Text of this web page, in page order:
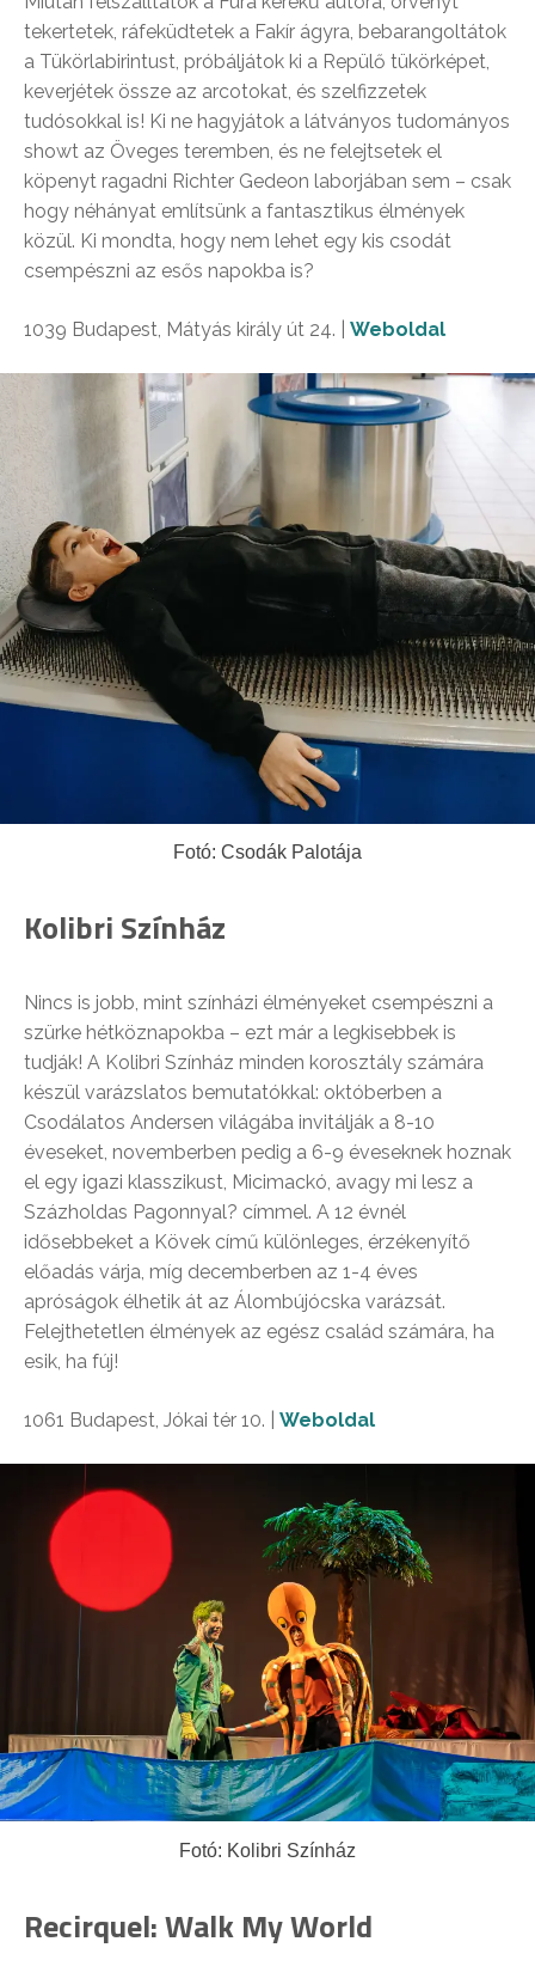
tekertetek, ráfeküdtetek a Fakír ágyra, bebarangoltátok
a Tükörlabirintust, próbáljátok ki a Repülő tükörképet,
keverjétek össze az arcotokat, és szelfizzetek
tudósokkal is! Ki ne hagyjátok a látványos tudományos
showt az Öveges teremben, és ne felejtsetek el
köpenyt ragadni Richter Gedeon laborjában sem – csak
hogy néhányat említsünk a fantasztikus élmények
közül. Ki mondta, hogy nem lehet egy kis csodát
csempészni az esős napokba is?
1039 Budapest, Mátyás király út 24. | Weboldal
Fotó: Csodák Palotája
Kolibri Színház
Nincs is jobb, mint színházi élményeket csempészni a
szürke hétköznapokba – ezt már a legkisebbek is
tudják! A Kolibri Színház minden korosztály számára
készül varázslatos bemutatókkal: októberben a
Csodálatos Andersen világába invitálják a 8-10
éveseket, novemberben pedig a 6-9 éveseknek hoznak
el egy igazi klasszikust, Micimackó, avagy mi lesz a
Százholdas Pagonnyal? címmel. A 12 évnél
idősebbeket a Kövek című különleges, érzékenyítő
előadás várja, míg decemberben az 1-4 éves
apróságok élhetik át az Álombújócska varázsát.
Felejthetetlen élmények az egész család számára, ha
esik, ha fúj!
1061 Budapest, Jókai tér 10. Weboldal
Fotó: Kolibri Színház
Recirquel: Walk My World